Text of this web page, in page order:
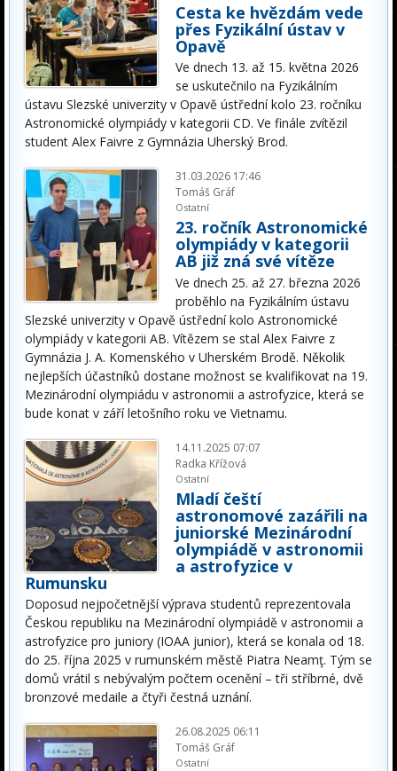
Cesta ke hvězdám vede
přes Fyzikální ústav v
Opavě
Ve dnech 13. až 15. května 2026
se uskutečnilo na Fyzikálním
ústavu Slezské univerzity v Opavě ústřední kolo 23. ročníku
Astronomické olympiády v kategorii CD. Ve finále zvítězil
student Alex Faivre z Gymnázia Uherský Brod.
31.03.2026 17:46
Tomáš Gráf
Ostatní
23. ročník Astronomické
olympiády v kategorii
AB již zná své vítěze
Ve dnech 25. až 27. března 2026
proběhlo na Fyzikálním ústavu
Slezské univerzity v Opavě ústřední kolo Astronomické
olympiády v kategorii AB. Vítězem se stal Alex Faivre z
Gymnázia J. A. Komenského v Uherském Brodě. Několik
nejlepších účastníků dostane možnost se kvalifikovat na 19.
Mezinárodní olympiádu v astronomii a astrofyzice, která se
bude konat v září letošního roku ve Vietnamu.
14.11.2025 07:07
Radka Křížová
Ostatní
Mladí čeští
astronomové zazářili na
juniorské Mezinárodní
olympiádě v astronomii
a astrofyzice v
Rumunsku
Doposud nejpočetnější výprava studentů reprezentovala
Českou republiku na Mezinárodní olympiádě v astronomii a
astrofyzice pro juniory (IOAA junior), která se konala od 18.
do 25. října 2025 v rumunském městě Piatra Neamţ. Tým se
domů vrátil s nebývalým počtem ocenění – tři stříbrné, dvě
bronzové medaile a čtyři čestná uznání.
26.08.2025 06:11
Tomáš Gráf
Ostatní